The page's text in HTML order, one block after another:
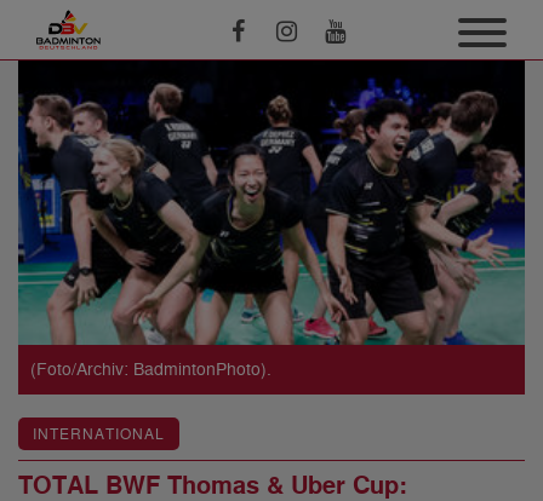
(Foto/Archiv: BadmintonPhoto).
INTERNATIONAL
TOTAL BWF Thomas & Uber Cup: